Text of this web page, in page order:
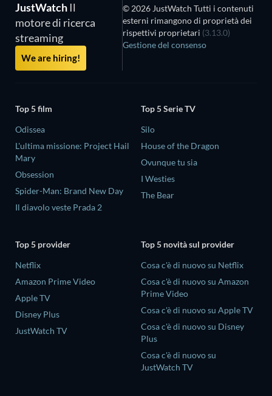
JustWatch Il
motore di ricerca
streaming
We are hiring!
© 2026 JustWatch Tutti i contenuti
esterni rimangono di proprietà dei
rispettivi proprietari (3.13.0)
Gestione del consenso
Top 5 film
Odissea
L'ultima missione: Project Hail
Mary
Obsession
Spider-Man: Brand New Day
Il diavolo veste Prada 2
Top 5 Serie TV
Silo
House of the Dragon
Ovunque tu sia
I Westies
The Bear
Top 5 provider
Netflix
Amazon Prime Video
Apple TV
Disney Plus
JustWatch TV
Top 5 novità sul provider
Cosa c'è di nuovo su Netflix
Cosa c'è di nuovo su Amazon
Prime Video
Cosa c'è di nuovo su Apple TV
Cosa c'è di nuovo su Disney
Plus
Cosa c'è di nuovo su
JustWatch TV